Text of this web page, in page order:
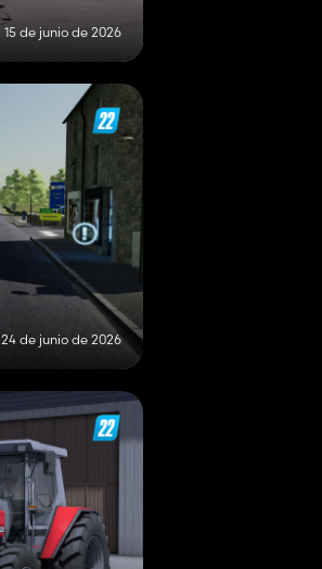
15 de junio de 2026
24 de junio de 2026